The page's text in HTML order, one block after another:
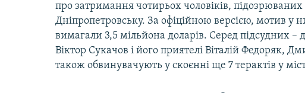
про затримання чотирьох чоловіків, підозрюваних
Дніпропетровську. За офіційною версією, мотив у
вимагали 3,5 мільйона доларів. Серед підсудних –
Віктор Сукачов і його приятелі Віталій Федоряк,
також обвинувачують у скоєнні ще 7 терактів у